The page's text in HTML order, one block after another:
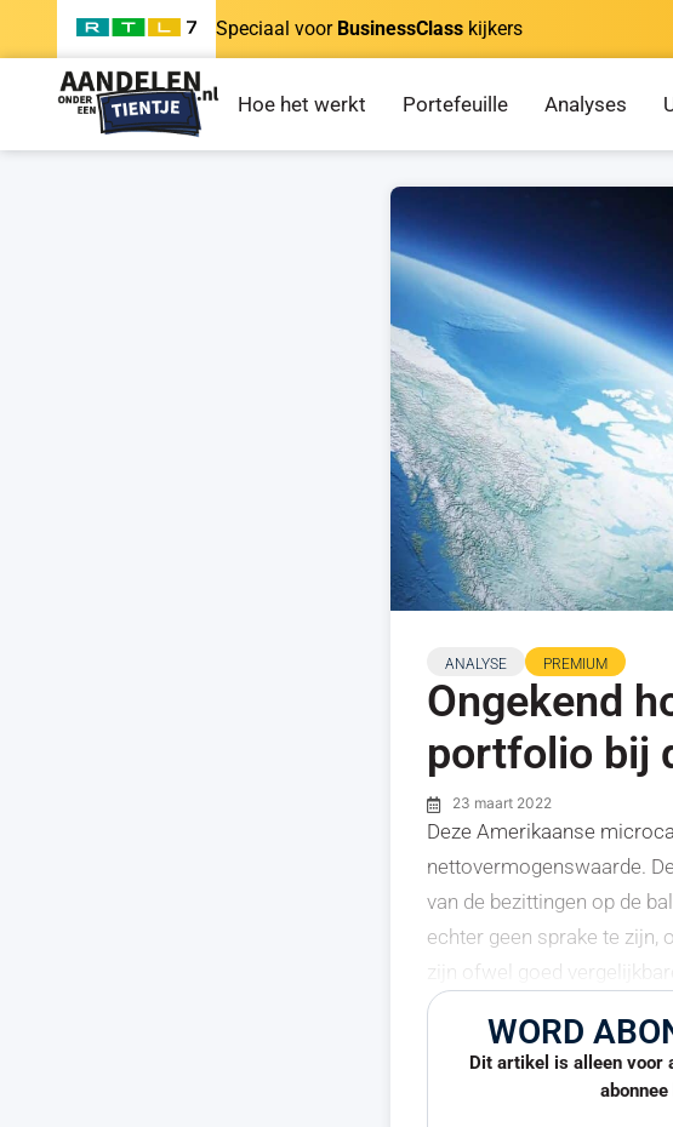
Speciaal voor BusinessClass kijkers
Hoe het werkt Portefeuille Analyses
ANALYSE PREMIUM
Ongekend
portfolio bij
23 maart 2022
Deze Amerikaanse
nettovermogenswaarde.
van de bezittingen op de
echter geen sprake te zijn,
zijn ofwel goed
WORD
Dit artikel is alleen voor